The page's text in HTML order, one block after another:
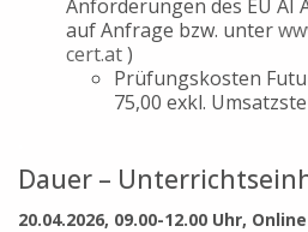
Anforderungen des EU AI
auf Anfrage bzw. unter
cert.at)
Prüfungskosten
75,00 exkl.
Dauer –
20.04.2026, 09.00-12.00 Uhr,